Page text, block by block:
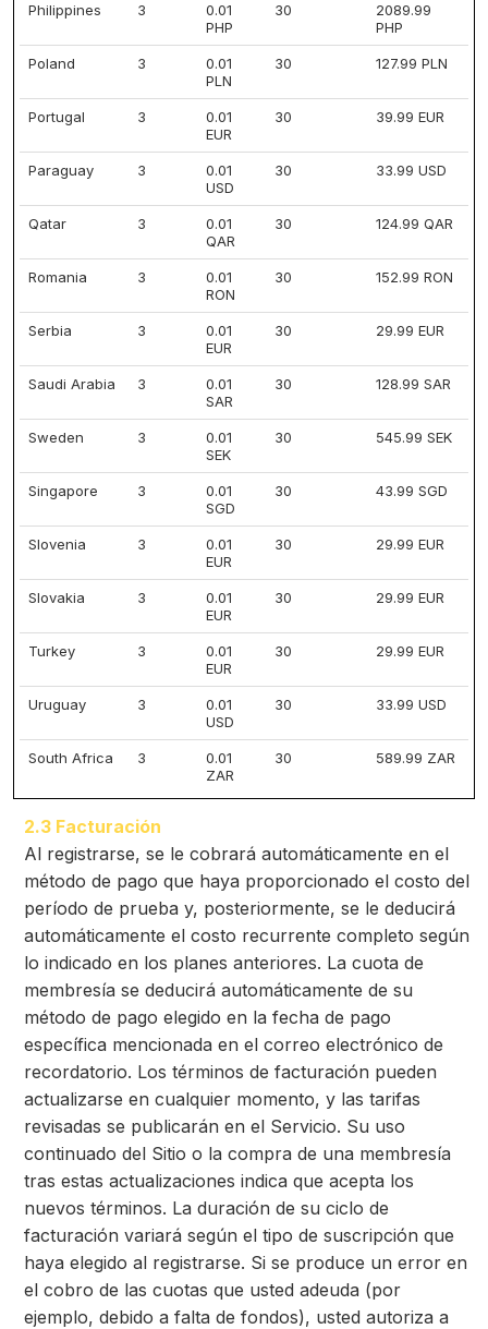
Philippines 3
0.01
PHP
30
2089.99
PHP
Poland 3
0.01
PLN
30 127.99 PLN
Portugal 3
0.01
EUR
30 39.99 EUR
Paraguay 3
0.01
USD
30 33.99 USD
Qatar 3
0.01
QAR
30 124.99 QAR
Romania 3
0.01
RON
30 152.99 RON
Serbia 3
0.01
EUR
30 29.99 EUR
Saudi Arabia 3
0.01
SAR
30 128.99 SAR
Sweden 3
0.01
SEK
30 545.99 SEK
Singapore 3
0.01
SGD
30 43.99 SGD
Slovenia 3
0.01
EUR
30 29.99 EUR
Slovakia 3
0.01
EUR
30 29.99 EUR
Turkey 3
0.01
EUR
30 29.99 EUR
Uruguay 3
0.01
USD
30 33.99 USD
South Africa 3
0.01
ZAR
30 589.99 ZAR
2.3 Facturación
Al registrarse, se le cobrará automáticamente en el
método de pago que haya proporcionado el costo del
período de prueba y, posteriormente, se le deducirá
automáticamente el costo recurrente completo según
lo indicado en los planes anteriores. La cuota de
membresía se deducirá automáticamente de su
método de pago elegido en la fecha de pago
específica mencionada en el correo electrónico de
recordatorio. Los términos de facturación pueden
actualizarse en cualquier momento, y las tarifas
revisadas se publicarán en el Servicio. Su uso
continuado del Sitio o la compra de una membresía
tras estas actualizaciones indica que acepta los
nuevos términos. La duración de su ciclo de
facturación variará según el tipo de suscripción que
haya elegido al registrarse. Si se produce un error en
el cobro de las cuotas que usted adeuda (por
ejemplo, debido a falta de fondos), usted autoriza a